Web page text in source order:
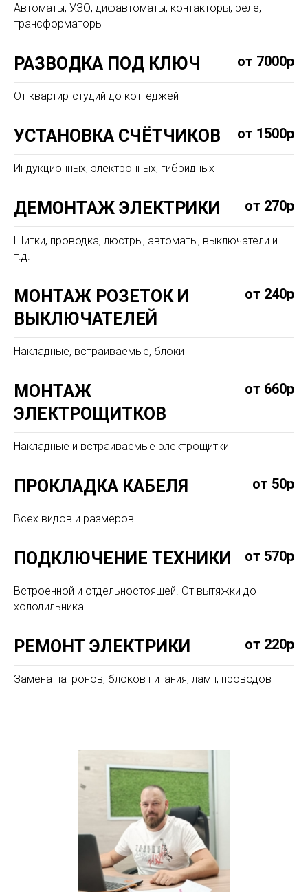
Автоматы, УЗО, дифавтоматы, контакторы, реле,
трансформаторы
РАЗВОДКА ПОД КЛЮЧ от 7000р
От квартир-студий до коттеджей
УСТАНОВКА СЧЁТЧИКОВ от 1500р
Индукционных, электронных, гибридных
ДЕМОНТАЖ ЭЛЕКТРИКИ от 270р
Щитки, проводка, люстры, автоматы, выключатели и
т.д.
МОНТАЖ РОЗЕТОК И
ВЫКЛЮЧАТЕЛЕЙ
от 240р
Накладные, встраиваемые, блоки
МОНТАЖ
ЭЛЕКТРОЩИТКОВ
от 660р
Накладные и встраиваемые электрощитки
ПРОКЛАДКА КАБЕЛЯ от 50р
Всех видов и размеров
ПОДКЛЮЧЕНИЕ ТЕХНИКИ от 570р
Встроенной и отдельностоящей. От вытяжки до
холодильника
РЕМОНТ ЭЛЕКТРИКИ от 220р
Замена патронов, блоков питания, ламп, проводов